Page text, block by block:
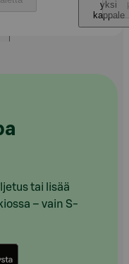
yksi
kappale
tai lisää
– vain S-